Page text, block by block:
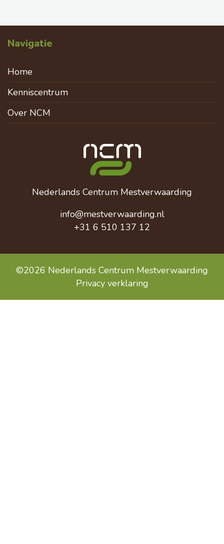
Navigatie
Home
Kenniscentrum
Over NCM
Nederlands Centrum Mestverwaarding
info@mestverwaarding.nl
+31 6 510 137 12
©2026 Nederlands Centrum Mestverwaarding
Privacy verklaring